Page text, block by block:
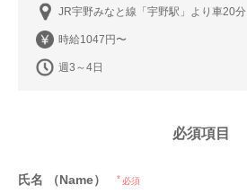
JR宇野みなと線「宇野駅」より車20分
時給1047円〜
週3～4日
必須項目
氏名 （Name） 必須